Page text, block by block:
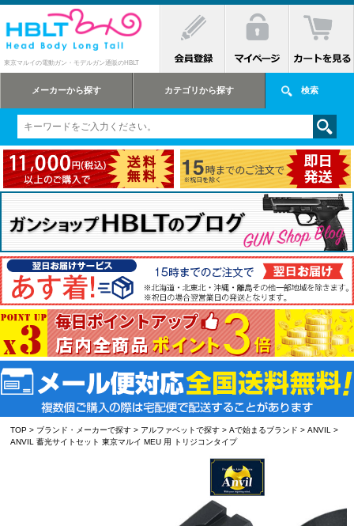
東京マルイの電動ガン・モデルガン通販のHBLT
メーカーから探す カテゴリから探す 検索
TOP > ブランド・メーカーで探す > アルファベットで探す >Aで始まるブランド >ANVIL
>
ANVIL 蓄光サイトセット 東京マルイ MEU 用 トリジコンタイプ